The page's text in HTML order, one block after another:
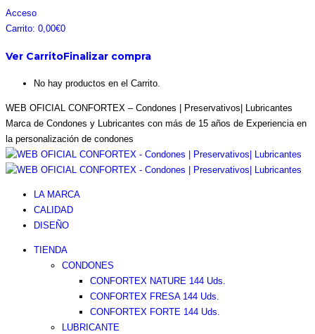
Saltar
al
Facebook
page
in
Instagram
page
in
Pinterest
page
in
Twitter
page
in
Acceso
Carrito: 0,00€0
Ver CarritoFinalizar compra
No hay productos en el Carrito.
WEB OFICIAL CONFORTEX – Condones | Preservativos| Lubricantes
Marca de Condones y Lubricantes con más de 15 años de Experiencia en
la personalización de condones
LA MARCA
CALIDAD
DISEÑO
TIENDA
CONDONES
CONFORTEX NATURE 144 Uds.
CONFORTEX FRESA 144 Uds.
CONFORTEX FORTE 144 Uds.
LUBRICANTE